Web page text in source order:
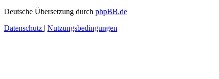
Deutsche Übersetzung durch phpBB.de
Datenschutz | Nutzungsbedingungen